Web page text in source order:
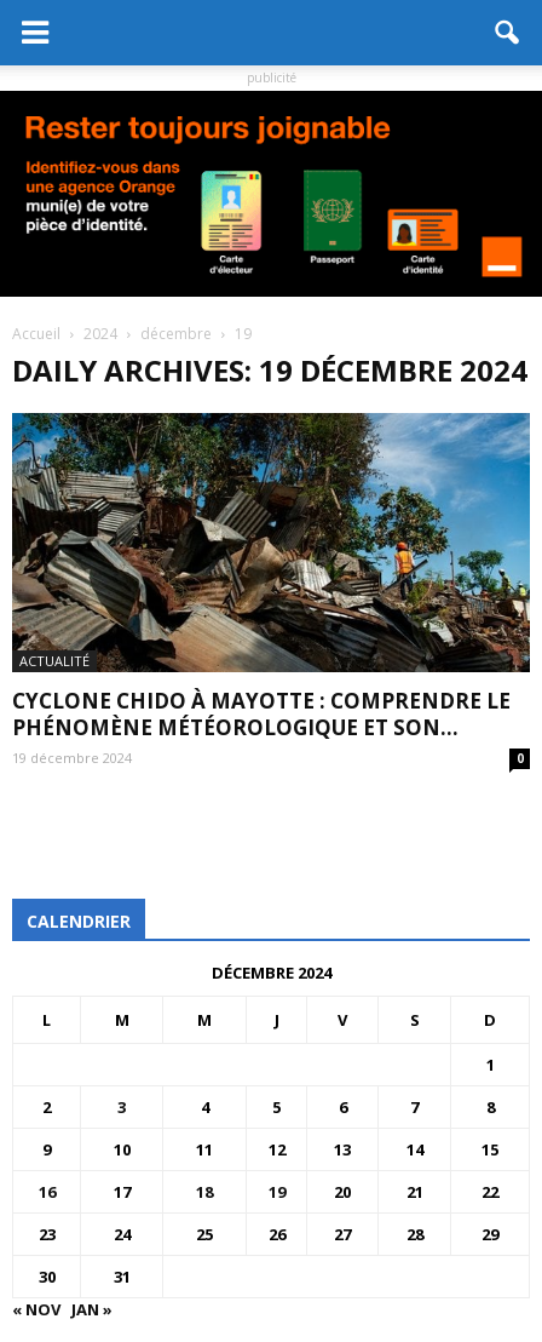
publicité
Accueil 2024 décembre 19
DAILY ARCHIVES: 19 DÉCEMBRE 2024
ACTUALITÉ
CYCLONE CHIDO À MAYOTTE : COMPRENDRE LE
PHÉNOMÈNE MÉTÉOROLOGIQUE ET SON...
19 décembre 2024 0
CALENDRIER
DÉCEMBRE 2024
L M M J V S D
1
2
3 4 5 6 7
8
9
10 11 12 13 14
15
16
17 18 19 20 21
22
23
24 25 26 27 28
29
30
31
« NOV JAN »